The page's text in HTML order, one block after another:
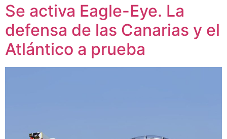
Se activa Eagle-Eye. La
defensa de las Canarias y el
Atlántico a prueba